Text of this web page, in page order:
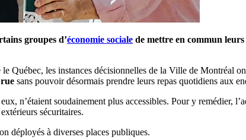
groupes d’économie sociale de mettre en commun
les instances décisionnelles de la Ville de Montréal
sans pouvoir désormais prendre leurs repas quotidiens aux
n’étaient soudainement plus accessibles. Pour y remédier,
sécuritaires.
déployés à diverses places publiques.